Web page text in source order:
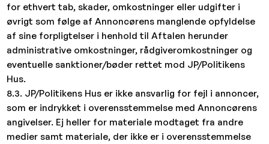
for ethvert tab, skader, omkostninger eller udgifter i
øvrigt som følge af Annoncørens manglende opfyldelse
af sine forpligtelser i henhold til Aftalen herunder
administrative omkostninger, rådgiveromkostninger og
eventuelle sanktioner/bøder rettet mod JP/Politikens
Hus.
8.3. JP/Politikens Hus er ikke ansvarlig for fejl i annoncer,
som er indrykket i overensstemmelse med Annoncørens
angivelser. Ej heller for materiale modtaget fra andre
medier samt materiale, der ikke er i overensstemmelse